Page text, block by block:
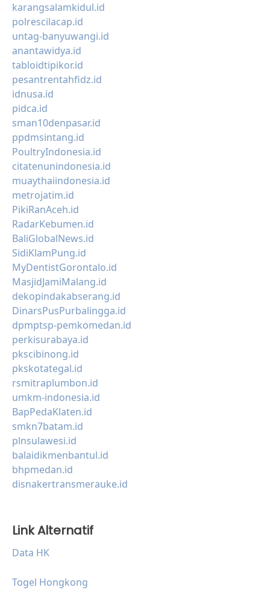
karangsalamkidul.id
polrescilacap.id
untag-banyuwangi.id
anantawidya.id
tabloidtipikor.id
pesantrentahfidz.id
idnusa.id
pidca.id
sman10denpasar.id
ppdmsintang.id
PoultryIndonesia.id
citatenunindonesia.id
muaythaiindonesia.id
metrojatim.id
PikiRanAceh.id
RadarKebumen.id
BaliGlobalNews.id
SidiKlamPung.id
MyDentistGorontalo.id
MasjidJamiMalang.id
dekopindakabserang.id
DinarsPusPurbalingga.id
dpmptsp-pemkomedan.id
perkisurabaya.id
pkscibinong.id
pkskotategal.id
rsmitraplumbon.id
umkm-indonesia.id
BapPedaKlaten.id
smkn7batam.id
plnsulawesi.id
balaidikmenbantul.id
bhpmedan.id
disnakertransmerauke.id
Link Alternatif
Data HK
Togel Hongkong